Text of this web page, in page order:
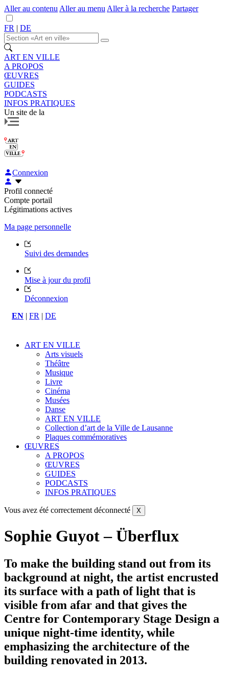
Aller au contenu Aller au menu Aller à la recherche Partager
FR | DE
ART EN VILLE
A PROPOS
ŒUVRES
GUIDES
PODCASTS
INFOS PRATIQUES
Un site de la
Connexion
Profil connecté
Compte portail
Légitimations actives
Ma page personnelle
Suivi des demandes
Mise à jour du profil
Déconnexion
EN | FR | DE
ART EN VILLE
Arts visuels
Théâtre
Musique
Livre
Cinéma
Musées
Danse
ART EN VILLE
Collection d’art de la Ville de Lausanne
Plaques commémoratives
ŒUVRES
A PROPOS
ŒUVRES
GUIDES
PODCASTS
INFOS PRATIQUES
Vous avez été correctement déconnecté X
Sophie Guyot – Überflux
To make the building stand out from its
background at night, the artist encrusted
its surface with a path of light that is
visible from afar and that gives the
Centre for Contemporary Stage Design a
unique night-time identity, while
emphasizing the architecture of the
building renovated in 2013.